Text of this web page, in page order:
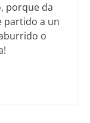
porque da
partido a un
o